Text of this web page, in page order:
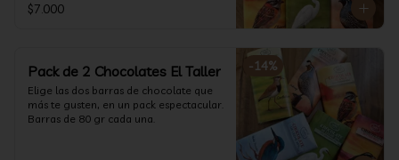
$7.000
-14%
Pack de 2 Chocolates El Taller
Elige las dos barras de chocolate que
más te gusten, en un pack espectacular.
Barras de 80 gr cada una.